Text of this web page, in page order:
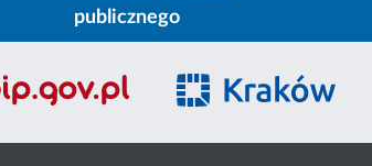
publicznego